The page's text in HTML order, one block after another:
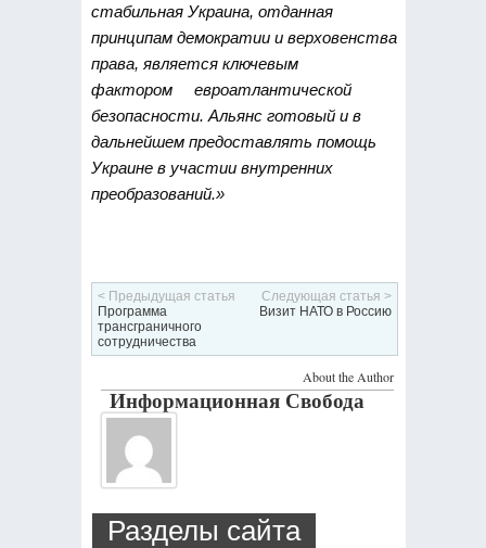
стабильная Украина, отданная
принципам демократии и верховенства
права, является ключевым
фактором евроатлантической
безопасности. Альянс готовый и в
дальнейшем предоставлять помощь
Украине в участии внутренних
преобразований.»
< Предыдущая статья
Программа
трансграничного
сотрудничества
Следующая статья >
Визит НАТО в Россию
About the Author
Информационная Свобода
Разделы сайта